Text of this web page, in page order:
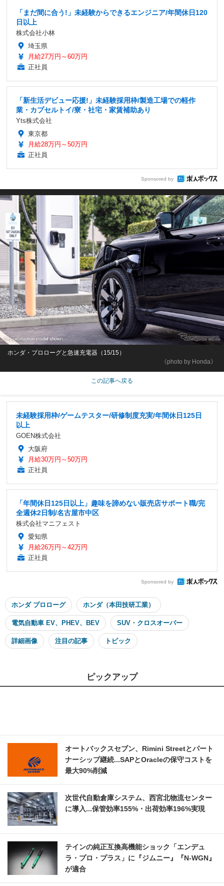
「まだ間に合う!」未経験からできるエンジニア/年間休日120
日以上
株式会社小林
埼玉県
月給27万円～60万円
正社員
「新生活デビュー応援!」未経験採用枠/製造工場での軽作
業・カプセルトイ/寮・社宅・家賃補助あり
Yts株式会社
東京都
月給28万円～50万円
正社員
Sponsored by
《photo by Honda》
ホンダ・プロローグと急速充電器（15/15）
この記事へ戻る
未経験採用枠/ゲームテスター/研修制度充実/年間休日125日
以上
GOEN株式会社
大阪府
月給30万円～50万円
正社員
「年間休日125日以上」趣味を諦めない販売店サポート職/完
全週休2日制/名古屋市中区
株式会社マニフェスト
愛知県
月給26万円～42万円
正社員
Sponsored by
ホンダ プロローグ ホンダ（本田技研工業）
電気自動車 EV、PHEV、BEV SUV・クロスオーバー
詳細画像 注目の記事 トピック
ピックアップ
オートバックスセブン、Rimini Streetとパート
ナーシップ継続...SAPとOracleの保守コストを
最大90%削減
次世代自動倉庫システム、西宮北物流センター
に導入...保管効率155%・出荷効率196%実現
テインの純正互換高機能ショック「エンデュ
ラ・プロ・プラス」に『ジムニー』『N-WGN』
が適合